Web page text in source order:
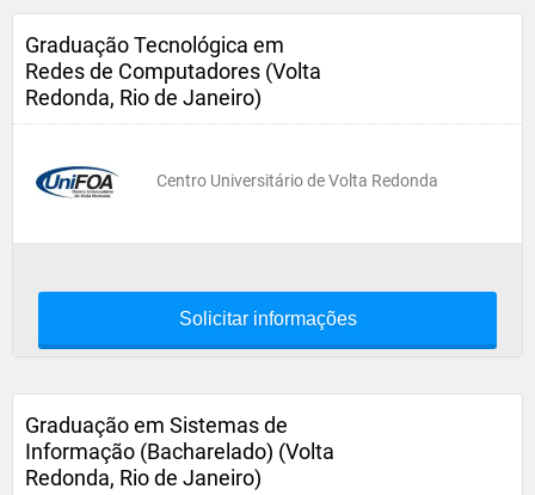
Graduação Tecnológica em
Redes de Computadores (Volta
Redonda, Rio de Janeiro)
Centro Universitário de Volta Redonda
Solicitar informações
Graduação em Sistemas de
Informação (Bacharelado) (Volta
Redonda, Rio de Janeiro)